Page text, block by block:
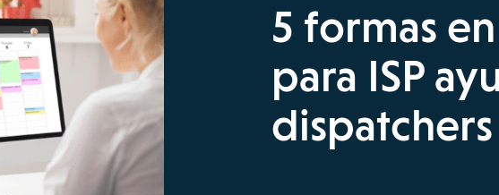
5 formas
para ISP
dispatchers